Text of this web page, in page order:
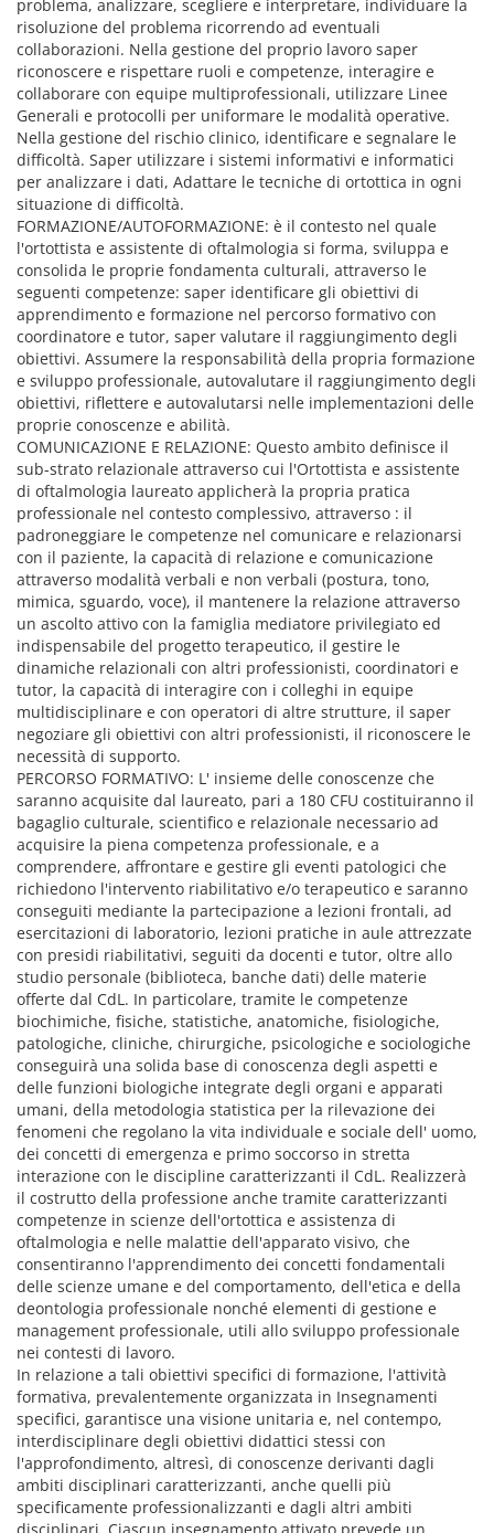
problema, analizzare, scegliere e interpretare, individuare la
risoluzione del problema ricorrendo ad eventuali
collaborazioni. Nella gestione del proprio lavoro saper
riconoscere e rispettare ruoli e competenze, interagire e
collaborare con equipe multiprofessionali, utilizzare Linee
Generali e protocolli per uniformare le modalità operative.
Nella gestione del rischio clinico, identificare e segnalare le
difficoltà. Saper utilizzare i sistemi informativi e informatici
per analizzare i dati, Adattare le tecniche di ortottica in ogni
situazione di difficoltà.
FORMAZIONE/AUTOFORMAZIONE: è il contesto nel quale
l'ortottista e assistente di oftalmologia si forma, sviluppa e
consolida le proprie fondamenta culturali, attraverso le
seguenti competenze: saper identificare gli obiettivi di
apprendimento e formazione nel percorso formativo con
coordinatore e tutor, saper valutare il raggiungimento degli
obiettivi. Assumere la responsabilità della propria formazione
e sviluppo professionale, autovalutare il raggiungimento degli
obiettivi, riflettere e autovalutarsi nelle implementazioni delle
proprie conoscenze e abilità.
COMUNICAZIONE E RELAZIONE: Questo ambito definisce il
sub-strato relazionale attraverso cui l'Ortottista e assistente
di oftalmologia laureato applicherà la propria pratica
professionale nel contesto complessivo, attraverso : il
padroneggiare le competenze nel comunicare e relazionarsi
con il paziente, la capacità di relazione e comunicazione
attraverso modalità verbali e non verbali (postura, tono,
mimica, sguardo, voce), il mantenere la relazione attraverso
un ascolto attivo con la famiglia mediatore privilegiato ed
indispensabile del progetto terapeutico, il gestire le
dinamiche relazionali con altri professionisti, coordinatori e
tutor, la capacità di interagire con i colleghi in equipe
multidisciplinare e con operatori di altre strutture, il saper
negoziare gli obiettivi con altri professionisti, il riconoscere le
necessità di supporto.
PERCORSO FORMATIVO: L' insieme delle conoscenze che
saranno acquisite dal laureato, pari a 180 CFU costituiranno il
bagaglio culturale, scientifico e relazionale necessario ad
acquisire la piena competenza professionale, e a
comprendere, affrontare e gestire gli eventi patologici che
richiedono l'intervento riabilitativo e/o terapeutico e saranno
conseguiti mediante la partecipazione a lezioni frontali, ad
esercitazioni di laboratorio, lezioni pratiche in aule attrezzate
con presidi riabilitativi, seguiti da docenti e tutor, oltre allo
studio personale (biblioteca, banche dati) delle materie
offerte dal CdL. In particolare, tramite le competenze
biochimiche, fisiche, statistiche, anatomiche, fisiologiche,
patologiche, cliniche, chirurgiche, psicologiche e sociologiche
conseguirà una solida base di conoscenza degli aspetti e
delle funzioni biologiche integrate degli organi e apparati
umani, della metodologia statistica per la rilevazione dei
fenomeni che regolano la vita individuale e sociale dell' uomo,
dei concetti di emergenza e primo soccorso in stretta
interazione con le discipline caratterizzanti il CdL. Realizzerà
il costrutto della professione anche tramite caratterizzanti
competenze in scienze dell'ortottica e assistenza di
oftalmologia e nelle malattie dell'apparato visivo, che
consentiranno l'apprendimento dei concetti fondamentali
delle scienze umane e del comportamento, dell'etica e della
deontologia professionale nonché elementi di gestione e
management professionale, utili allo sviluppo professionale
nei contesti di lavoro.
In relazione a tali obiettivi specifici di formazione, l'attività
formativa, prevalentemente organizzata in Insegnamenti
specifici, garantisce una visione unitaria e, nel contempo,
interdisciplinare degli obiettivi didattici stessi con
l'approfondimento, altresì, di conoscenze derivanti dagli
ambiti disciplinari caratterizzanti, anche quelli più
specificamente professionalizzanti e dagli altri ambiti